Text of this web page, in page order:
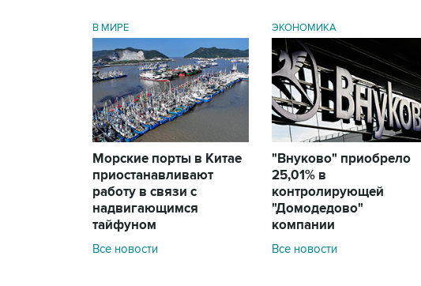
В МИРЕ
Морские порты в Китае
приостанавливают
работу в связи с
надвигающимся
тайфуном
Все новости
ЭКОНОМИКА
"Внуково" приобрело
25,01% в
контролирующей
"Домодедово"
компании
Все новости